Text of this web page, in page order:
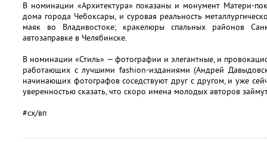
В номинации «Архитектура» показаны и монумент Матери-
дома города Чебоксары, и суровая реальность
маяк во Владивостоке; кракелюры спальных районов
автозаправке в Челябинске.
В номинации «Стиль» — фотографии и элегантные, и
работающих с лучшими fashion-изданиями (Андрей
начинающих фотографов соседствуют друг с другом, и уже
уверенностью сказать, что скоро имена молодых авторов
#сх/вп